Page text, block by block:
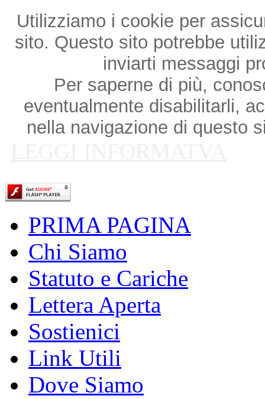
Utilizziamo i cookie per
sito. Questo sito potrebbe
inviarti messaggi
Per saperne di più,
eventualmente disabilitarli,
nella navigazione di questo
PRIMA PAGINA
Chi Siamo
Statuto e Cariche
Lettera Aperta
Sostienici
Link Utili
Dove Siamo